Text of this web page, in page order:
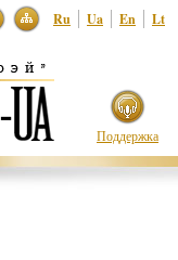
Ru Ua En Lt
Поддержка